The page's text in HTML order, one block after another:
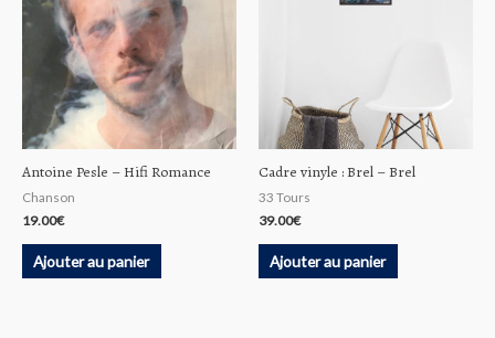
Antoine Pesle ‎– Hifi Romance
Chanson
19.00€
Ajouter au panier
Cadre vinyle : Brel – Brel
33 Tours
39.00€
Ajouter au panier